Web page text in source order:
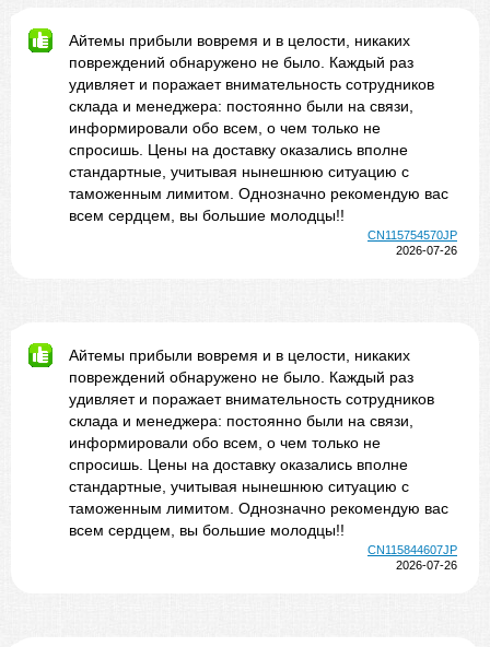
Айтемы прибыли вовремя и в целости, никаких
повреждений обнаружено не было. Каждый раз
удивляет и поражает внимательность сотрудников
склада и менеджера: постоянно были на связи,
информировали обо всем, о чем только не
спросишь. Цены на доставку оказались вполне
стандартные, учитывая нынешнюю ситуацию с
таможенным лимитом. Однозначно рекомендую вас
всем сердцем, вы большие молодцы!!
CN115754570JP
2026-07-26
Айтемы прибыли вовремя и в целости, никаких
повреждений обнаружено не было. Каждый раз
удивляет и поражает внимательность сотрудников
склада и менеджера: постоянно были на связи,
информировали обо всем, о чем только не
спросишь. Цены на доставку оказались вполне
стандартные, учитывая нынешнюю ситуацию с
таможенным лимитом. Однозначно рекомендую вас
всем сердцем, вы большие молодцы!!
CN115844607JP
2026-07-26